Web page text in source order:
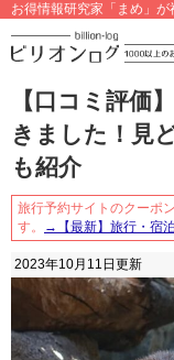
お得情報研究家「まめ」
【口コミ評価
きました！見
も紹介
旅行予約サイトのクーポ
す。
→【最新】旅行・宿
2023年10月11日 更新